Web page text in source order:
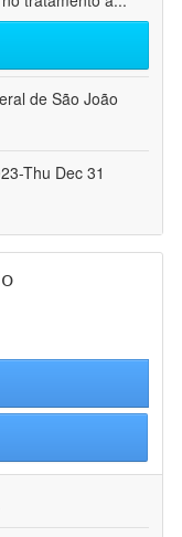
de São João
Thu Dec 31